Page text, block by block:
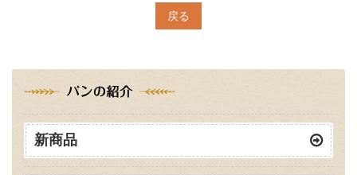
戻る
新商品